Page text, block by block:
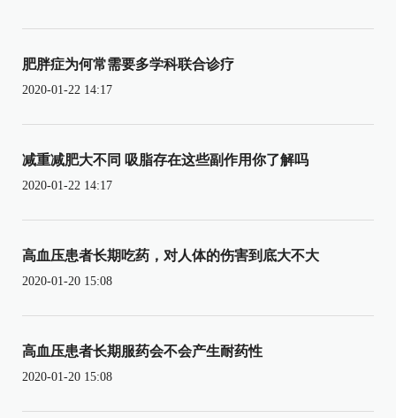
肥胖症为何常需要多学科联合诊疗
2020-01-22 14:17
减重减肥大不同 吸脂存在这些副作用你了解吗
2020-01-22 14:17
高血压患者长期吃药，对人体的伤害到底大不大
2020-01-20 15:08
高血压患者长期服药会不会产生耐药性
2020-01-20 15:08